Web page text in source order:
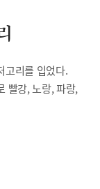
고리를 입었다.
빨강, 노랑, 파랑,